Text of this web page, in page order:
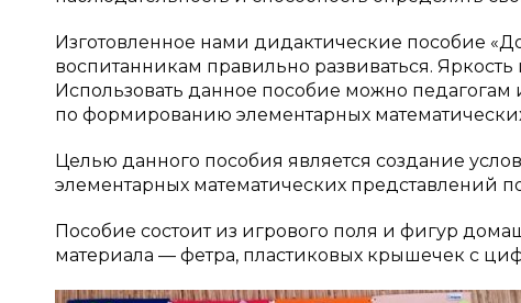
Изготовленное нами дидактические пособие
воспитанникам правильно развиваться.
Использовать данное пособие можно
по формированию элементарных
Целью данного пособия является создание
элементарных математических представлений
Пособие состоит из игрового поля и фигур
материала — фетра, пластиковых крышечек с